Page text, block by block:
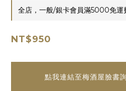
全店，一般/銀卡會員滿5000免運
NT$950
點我連結至梅酒屋臉書